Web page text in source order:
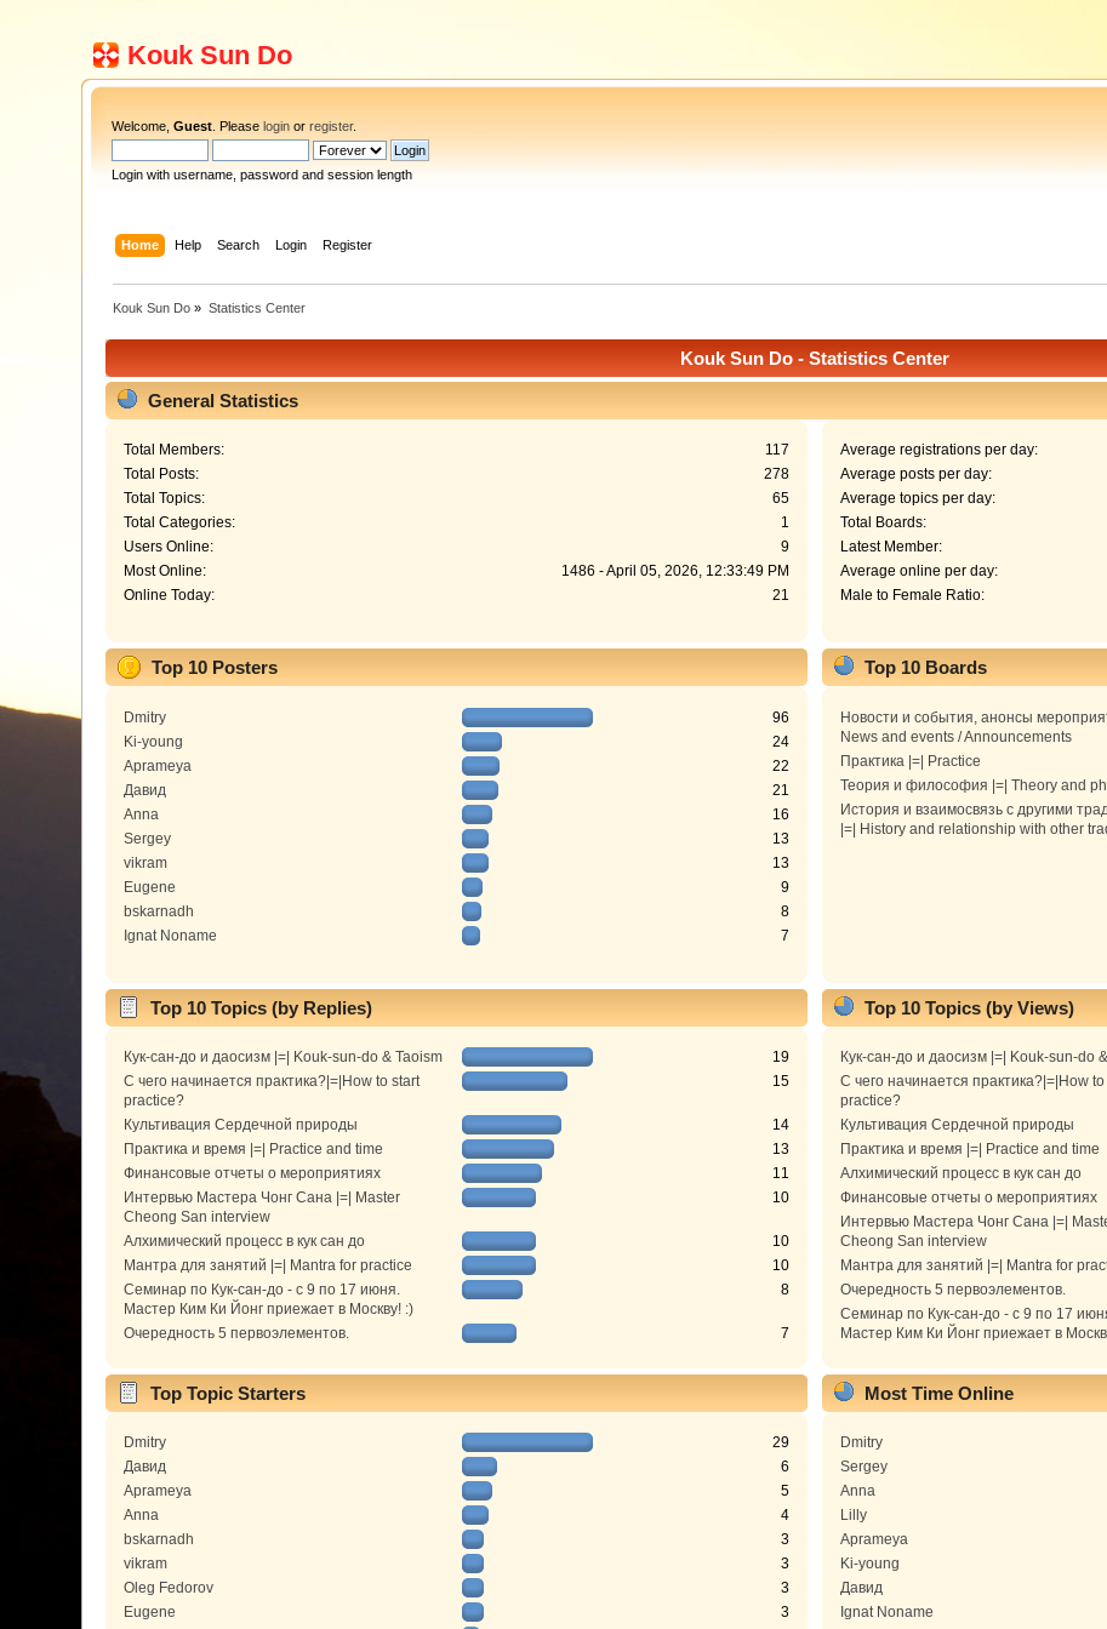
Kouk Sun Do
Welcome,Guest . Pleaselogin orregister.
Login with username, password and session length
Home Help Search Login Register
Kouk Sun Do » Statistics Center
Kouk Sun Do - Statistics Center
General Statistics
Total Members:
117
Total Posts:
278
Total Topics:
65
Total Categories:
1
Users Online:
9
Most Online:
1486 - April 05, 2026, 12:33:49 PM
Online Today:
21
Average registrations per day:
Average posts per day:
Average topics per day:
Total Boards:
Latest Member:
Average online per day:
Male to Female Ratio:
Top 10 Posters
Dmitry
96
Ki-young
24
Aprameya
22
Давид
21
Anna
16
Sergey
13
vikram
13
Eugene
9
bskarnadh
8
Ignat Noname
7
Top 10 Boards
Новости и события, анонсы
News and events / Announcements
Практика |=| Practice
Теория и философия |=| Theory and
История и взаимосвязь с другими
|=| History and relationship with other
Top 10 Topics (by Replies)
Кук-сан-до и даосизм |=| Kouk-sun-do & Taoism
19
С чего начинается практика?|=|How to start
practice?
15
Культивация Сердечной природы
14
Практика и время |=| Practice and time
13
Финансовые отчеты о мероприятиях
11
Интервью Мастера Чонг Сана |=| Master
Cheong San interview
10
Алхимический процесс в кук сан до
10
Мантра для занятий |=| Mantra for practice
10
Семинар по Кук-сан-до - с 9 по 17 июня.
Мастер Ким Ки Йонг приежает в Москву! :)
8
Очередность 5 первоэлементов. 7
Top 10 Topics (by Views)
Кук-сан-до и даосизм |=| Kouk-sun-do
С чего начинается практика?|=|How to
practice?
Культивация Сердечной природы
Практика и время |=| Practice and time
Алхимический процесс в кук сан до
Финансовые отчеты о мероприятиях
Интервью Мастера Чонг Сана |=|
Cheong San interview
Мантра для занятий |=| Mantra for
Очередность 5 первоэлементов.
Семинар по Кук-сан-до - с 9 по 17
Мастер Ким Ки Йонг приежает в
Top Topic Starters
Dmitry
29
Давид
6
Aprameya
5
Anna
4
bskarnadh
3
vikram
3
Oleg Fedorov
3
Eugene
3
Most Time Online
Dmitry
Sergey
Anna
Lilly
Aprameya
Ki-young
Давид
Ignat Noname